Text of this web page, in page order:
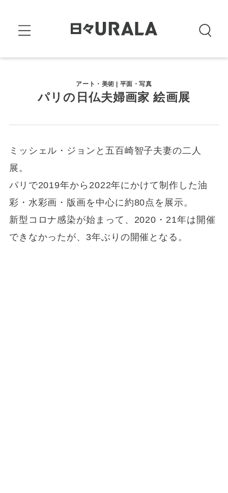
アート・美術 | 平面・写真
パリの日仏夫婦画家 絵画展
ミッシェル・ジョンと五百崎智子夫妻の二人
展。
パリで2019年から2022年にかけて制作した油
彩・水彩画・版画を中心に約80点を展示。
新型コロナ感染が始まって、2020・21年は開催
できなかったが、3年ぶりの開催となる。